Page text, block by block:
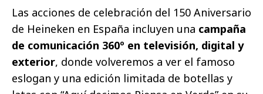
Las acciones de celebración del 150 Aniversario
de Heineken en España incluyen una campaña
de comunicación 360º en televisión, digital y
exterior, donde volveremos a ver el famoso
eslogan y una edición limitada de botellas y